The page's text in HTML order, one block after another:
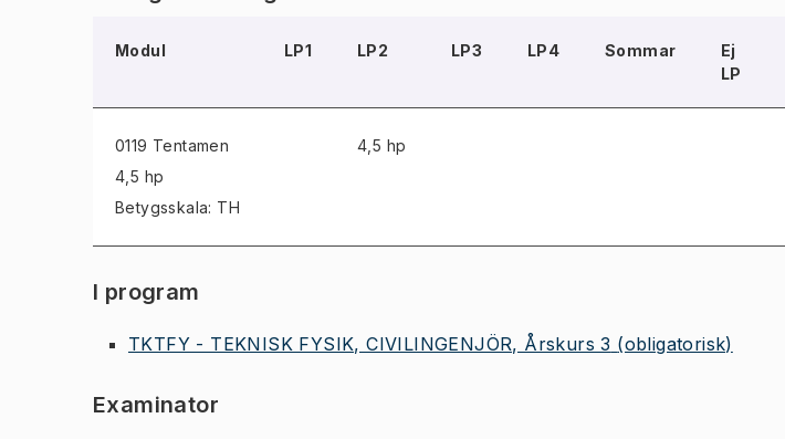
Modul LP1 LP2 LP3 LP4 Sommar
Ej
LP
0119 Tentamen
4,5 hp
Betygsskala: TH
4,5 hp
I program
TKTFY - TEKNISK FYSIK, CIVILINGENJÖR, Årskurs 3 (obligatorisk)
Examinator